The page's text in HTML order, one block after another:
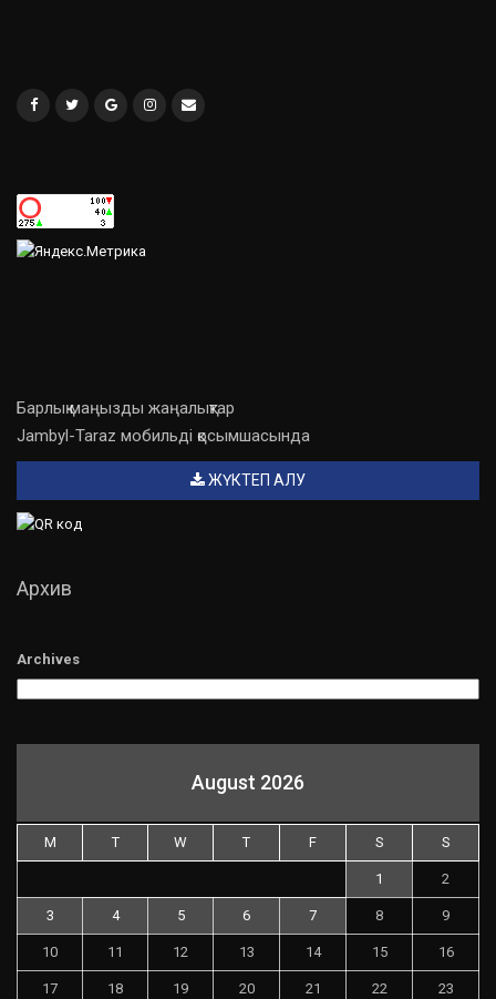
Барлық маңызды жаңалықтар
Jambyl-Taraz мобильді қосымшасында
ЖҮКТЕП АЛУ
Архив
Archives
August 2026
M T W T F S S
1 2
3 4 5 6 7 8 9
10 11 12 13 14 15 16
17 18 19 20 21 22 23